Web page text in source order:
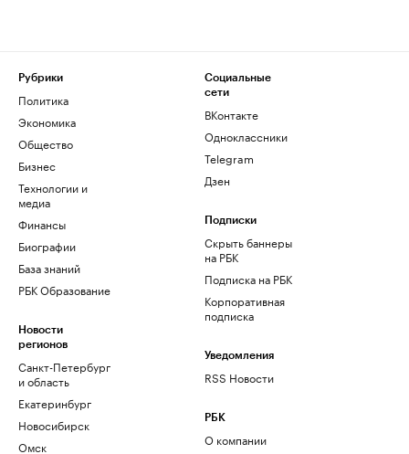
Рубрики
Политика
Экономика
Общество
Бизнес
Технологии и
медиа
Финансы
Биографии
База знаний
РБК Образование
Новости
регионов
Санкт-Петербург
и область
Екатеринбург
Новосибирск
Омск
Социальные
сети
ВКонтакте
Одноклассники
Telegram
Дзен
Подписки
Скрыть баннеры
на РБК
Подписка на РБК
Корпоративная
подписка
Уведомления
RSS Новости
РБК
О компании